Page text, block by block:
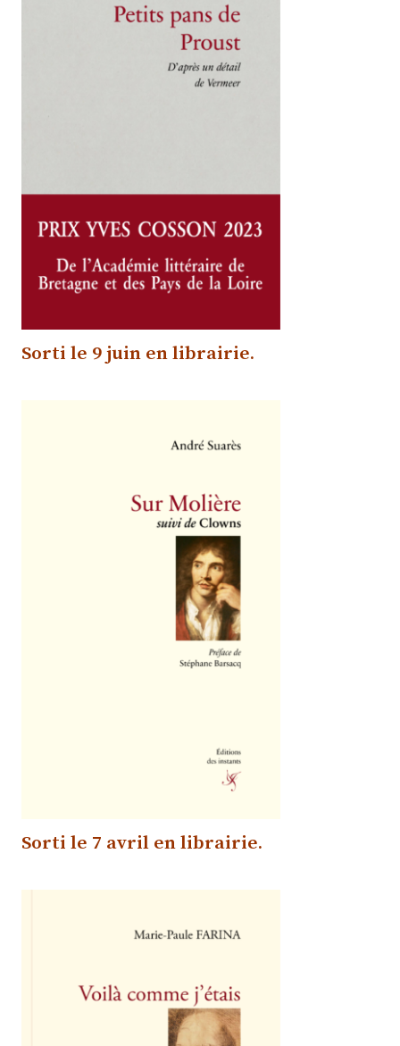
Sorti le 9 juin en librairie.
Sorti le 7 avril en librairie.